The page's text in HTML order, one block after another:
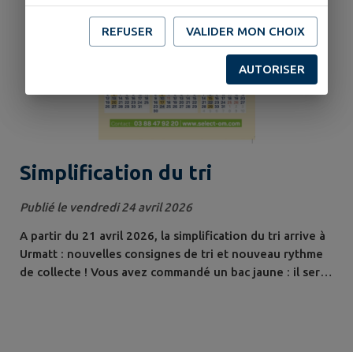
Simplification du tri
Publié le vendredi 24 avril 2026
A partir du 21 avril 2026, la simplification du tri arrive à
Urmatt : nouvelles consignes de tri et nouveau rythme
de collecte ! Vous avez commandé un bac jaune : il sera
REFUSER VALIDER MON CHOIX
AUTORISER